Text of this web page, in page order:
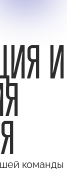
И
команды